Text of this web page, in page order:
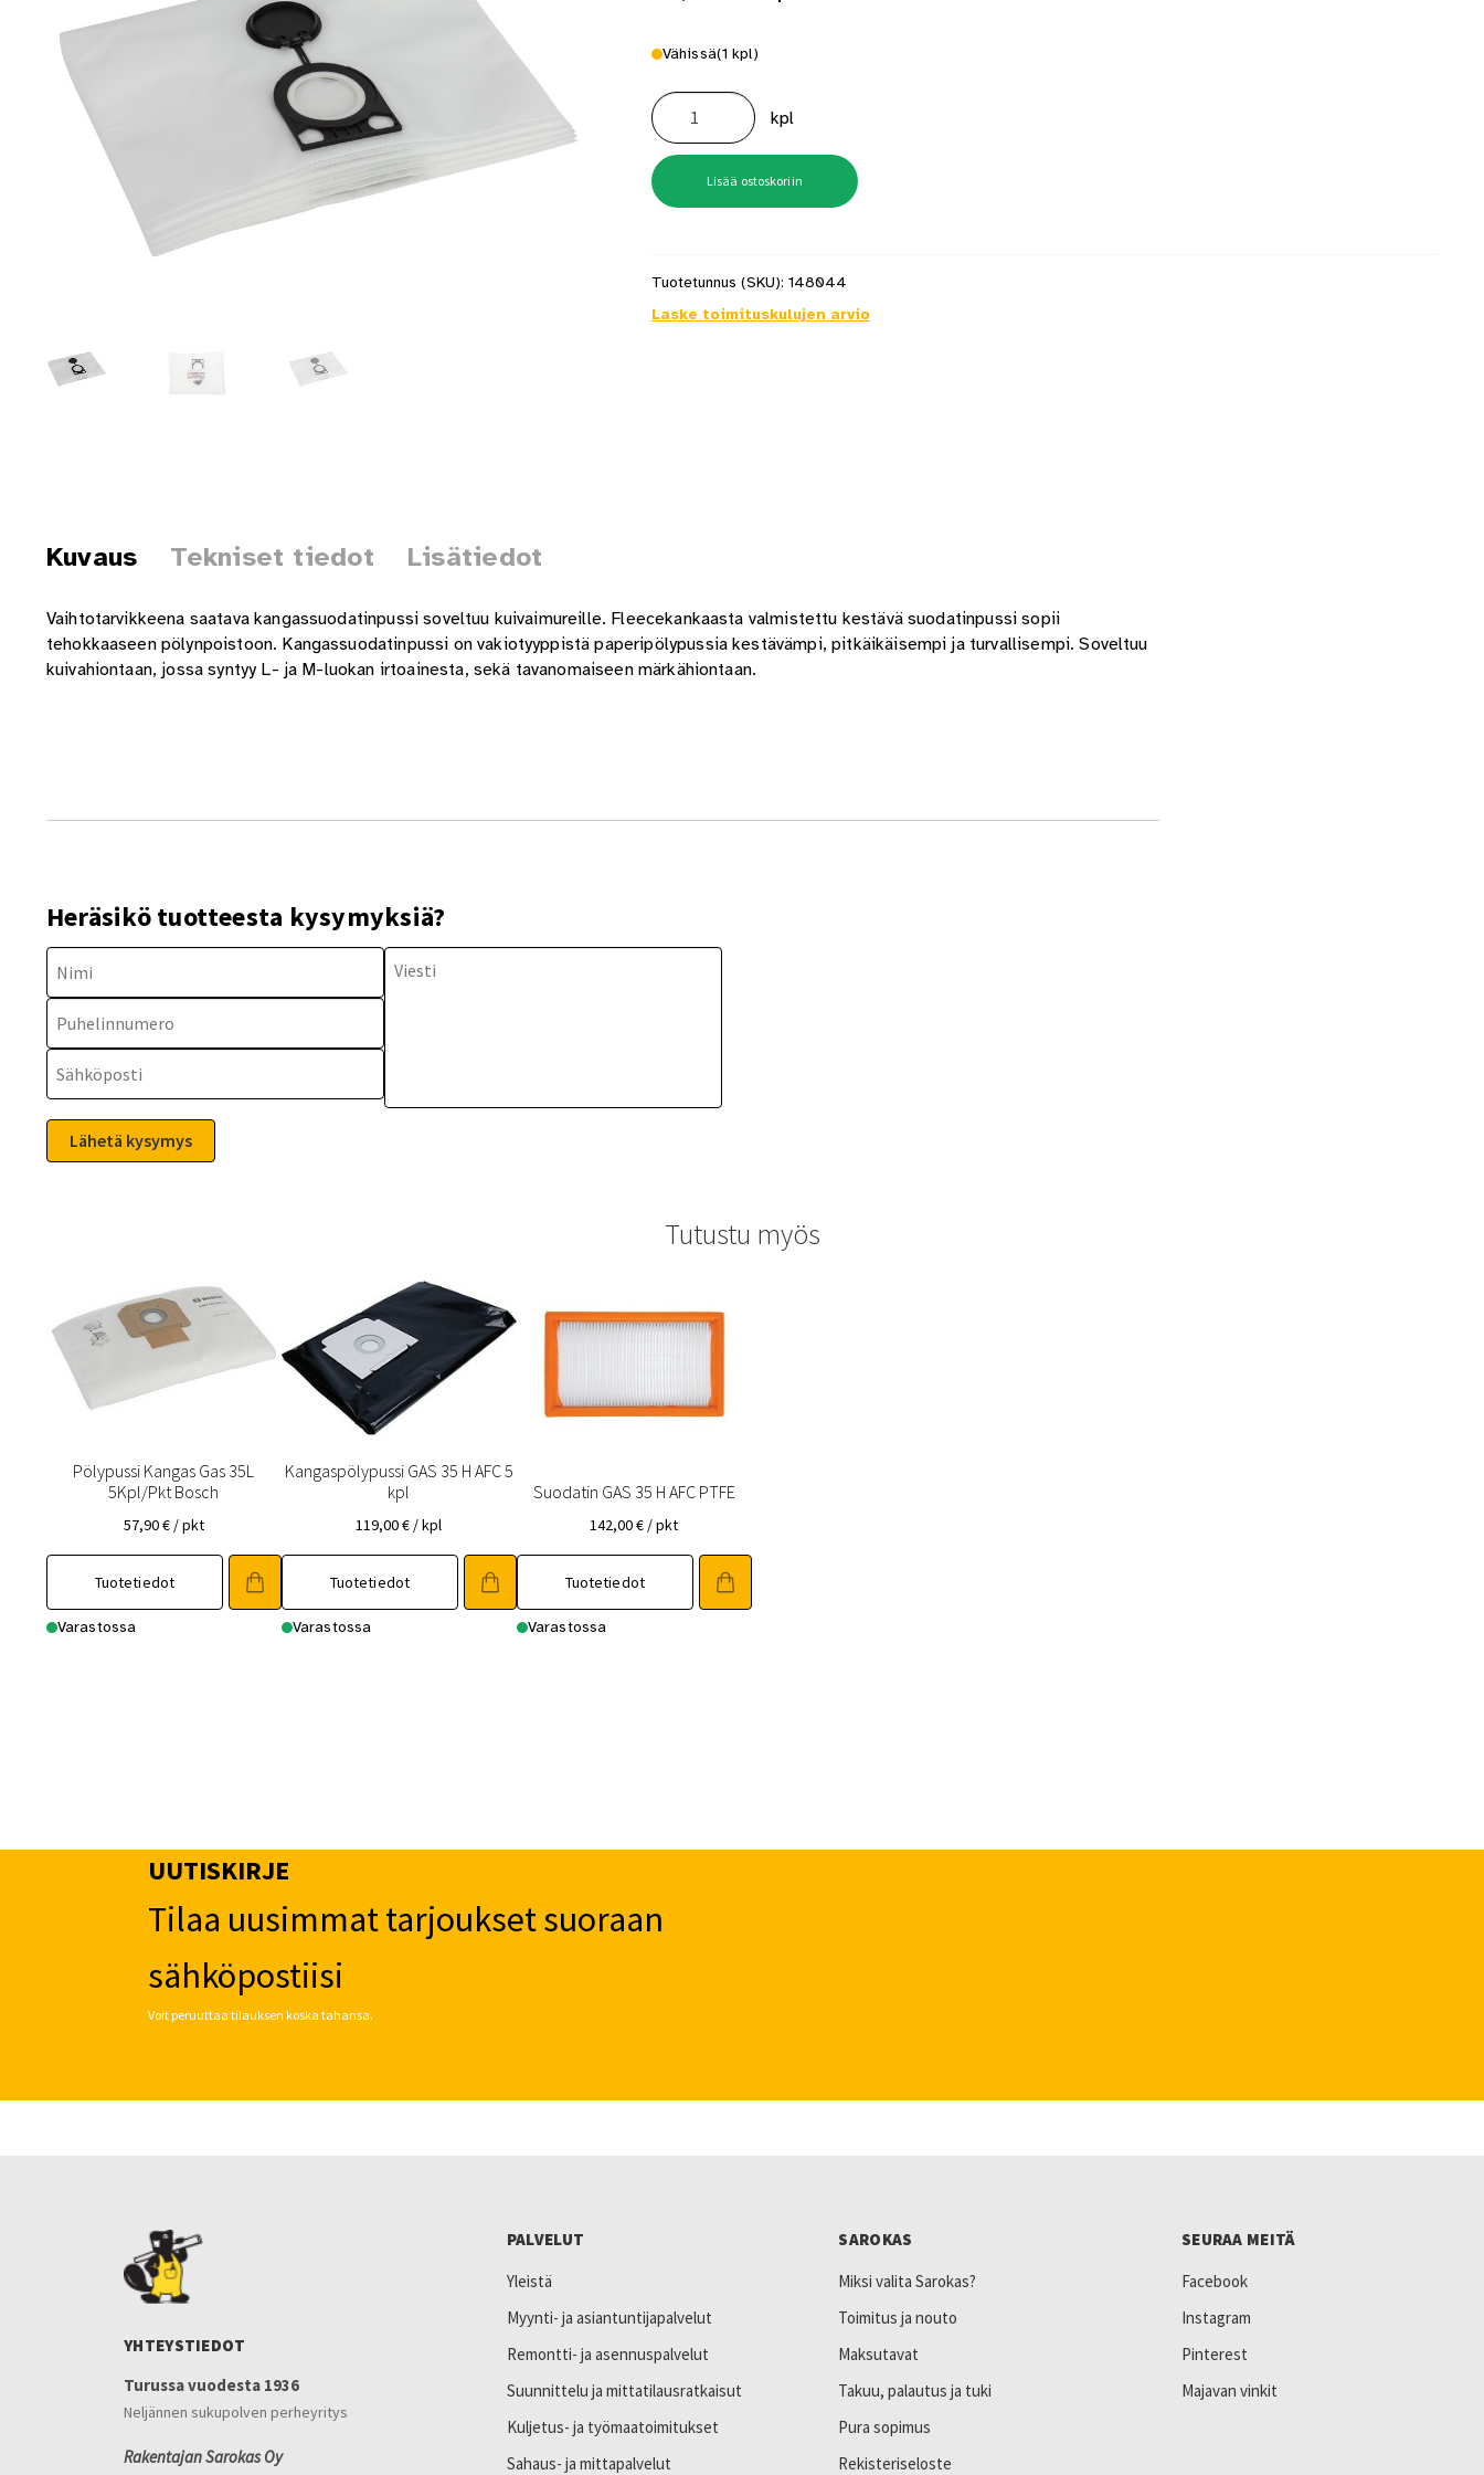
Vähissä(1 kpl)
Pölypussi
GAS
25
5kpl/pkt
määrä
kpl
Lisää ostoskoriin
Tuotetunnus (SKU): 148044
Laske toimituskulujen arvio
Kuvaus Tekniset tiedot Lisätiedot
Vaihtotarvikkeena saatava kangassuodatinpussi soveltuu kuivaimureille. Fleecekankaasta valmistettu kestävä suodatinpussi sopii
tehokkaaseen pölynpoistoon. Kangassuodatinpussi on vakiotyyppistä paperipölypussia kestävämpi, pitkäikäisempi ja turvallisempi. Soveltuu
kuivahiontaan, jossa syntyy L- ja M-luokan irtoainesta, sekä tavanomaiseen märkähiontaan.
Heräsikö tuotteesta kysymyksiä?
Tutustu myös
Pölypussi Kangas Gas 35L
5Kpl/Pkt Bosch
57,90€ / pkt
Tuotetiedot
Varastossa
Kangaspölypussi GAS 35 H AFC 5
kpl
119,00€ / kpl
Tuotetiedot
Varastossa
Suodatin GAS 35 H AFC PTFE
142,00€ / pkt
Tuotetiedot
Varastossa
UUTISKIRJE
Tilaa uusimmat tarjoukset suoraan
sähköpostiisi
Voit peruuttaa tilauksen koska tahansa.
YHTEYSTIEDOT
Turussa vuodesta 1936
Neljännen sukupolven perheyritys
Rakentajan Sarokas Oy
PALVELUT
Yleistä
Myynti- ja asiantuntijapalvelut
Remontti- ja asennuspalvelut
Suunnittelu ja mittatilausratkaisut
Kuljetus- ja työmaatoimitukset
Sahaus- ja mittapalvelut
SAROKAS
Miksi valita Sarokas?
Toimitus ja nouto
Maksutavat
Takuu, palautus ja tuki
Pura sopimus
Rekisteriseloste
SEURAA MEITÄ
Facebook
Instagram
Pinterest
Majavan vinkit